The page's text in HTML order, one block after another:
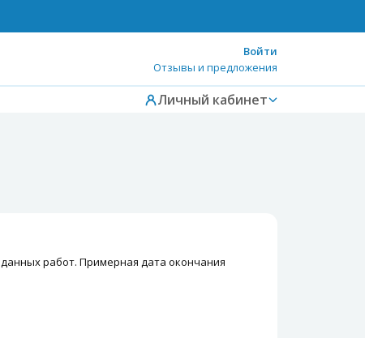
Войти
Отзывы и предложения
Личный кабинет
данных работ. Примерная дата окончания